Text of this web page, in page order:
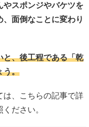
やスポンジやバケツを
面倒なことに変わり
と、後工程である「乾
う。
は、こちらの記事で詳
ださい。